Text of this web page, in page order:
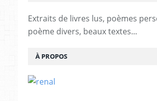
Extraits de livres lus, poèmes
poème divers, beaux textes...
À PROPOS